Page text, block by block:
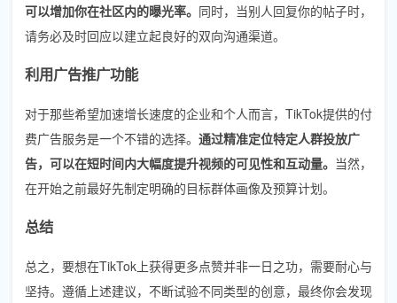
可以增加你在社区内的曝光率。 同时，当别人回复你的帖子时，
请务必及时回应以建立起良好的双向沟通渠道。
利用广告推广功能
对于那些希望加速增长速度的企业和个人而言，TikTok提供的付
费广告服务是一个不错的选择。 通过精准定位特定人群投放广
告，可以在短时间内大幅度提升视频的可见性和互动量。 当然，
在开始之前最好先制定明确的目标群体画像及预算计划。
总结
总之，要想在TikTok上获得更多点赞并非一日之功，需要耐心与
坚持。遵循上述建议，不断试验不同类型的创意，最终你会发现